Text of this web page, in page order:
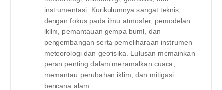
instrumentasi. Kurikulumnya sangat teknis,
dengan fokus pada ilmu atmosfer, pemodelan
iklim, pemantauan gempa bumi, dan
pengembangan serta pemeliharaan instrumen
meteorologi dan geofisika. Lulusan memainkan
peran penting dalam meramalkan cuaca,
memantau perubahan iklim, dan mitigasi
bencana alam.